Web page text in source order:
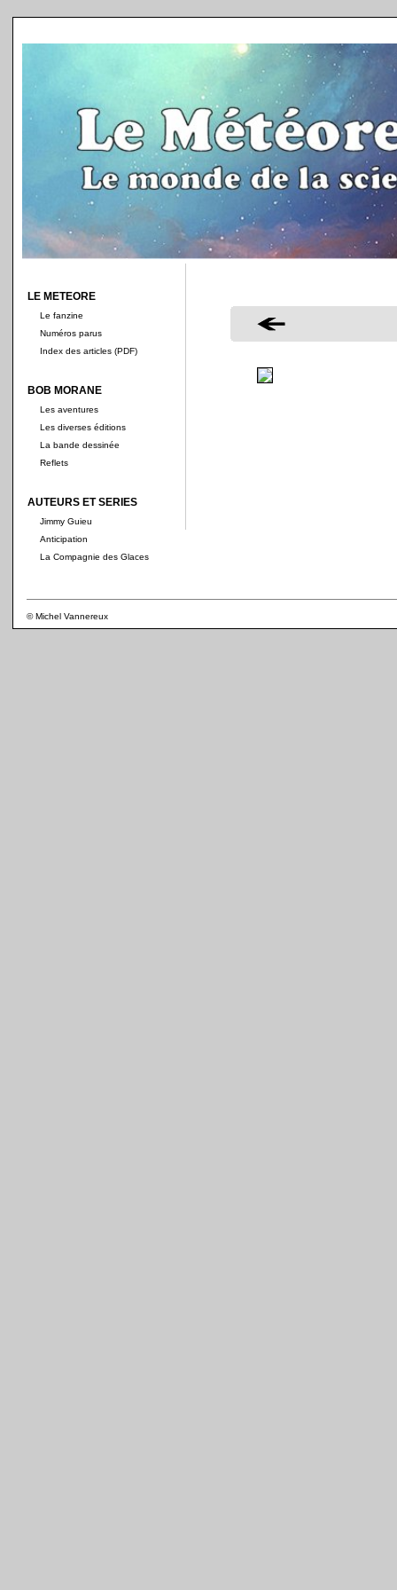
LE METEORE
Le fanzine
Numéros parus
Index des articles (PDF)
BOB MORANE
Les aventures
Les diverses éditions
La bande dessinée
Reflets
AUTEURS ET SERIES
Jimmy Guieu
Anticipation
La Compagnie des Glaces
© Michel Vannereux